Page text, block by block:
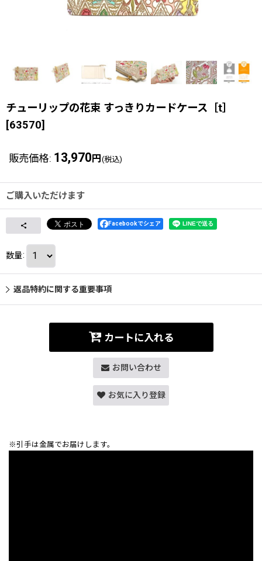
チューリップの花束 すっきりカードケース［t］
[63570]
販売価格: 13,970 円 (税込)
ご購入いただけます
Facebookでシェア
数量:
返品特約に関する重要事項
カートに入れる
お問い合わせ
お気に入り登録
※引手は金属でお届けします。